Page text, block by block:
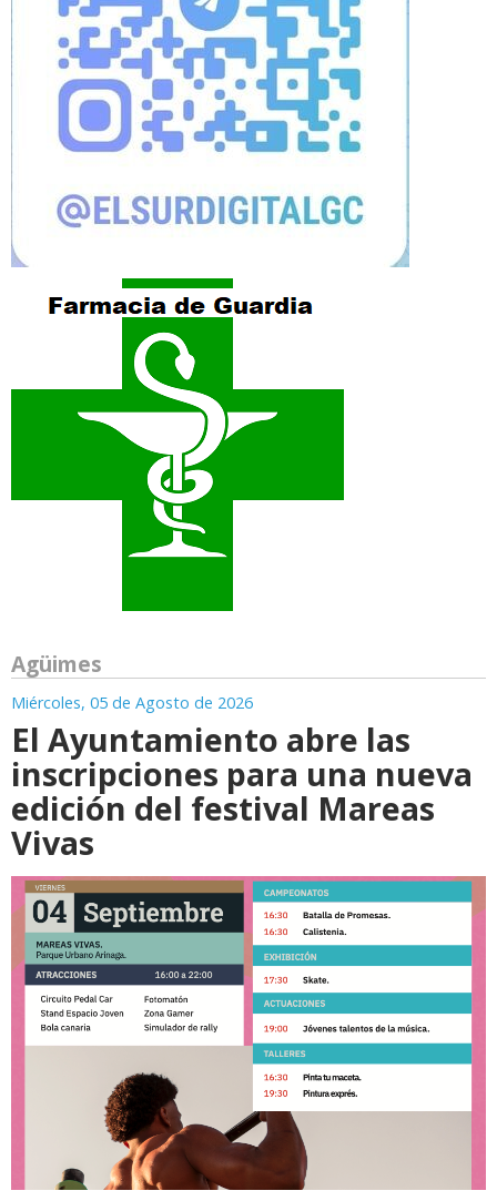
Agüimes
Miércoles, 05 de Agosto de 2026
El Ayuntamiento abre las
inscripciones para una nueva
edición del festival Mareas
Vivas